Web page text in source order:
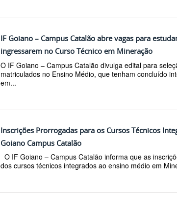
IF Goiano – Campus Catalão abre vagas para
ingressarem no Curso Técnico em Mineração
O IF Goiano – Campus Catalão divulga edital para
matriculados no Ensino Médio, que tenham concluído
em...
Inscrições Prorrogadas para os Cursos Técnicos
Goiano Campus Catalão
O IF Goiano – Campus Catalão informa que as
dos cursos técnicos integrados ao ensino médio em